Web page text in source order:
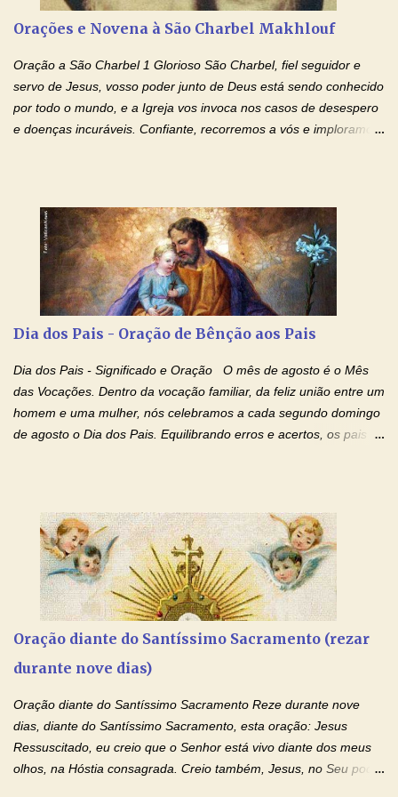
agradável. Espera somente meu chamado. Eu te prometo um
esforço maior em meus estudos e uma vida mais digna de tua
santidade. Glória… Deus, que quiseste atrair tudo a teu unigênito
Filho, que foi crucificado, permite que, pelos méritos e exemplos
de te...
Orações e Novena à São Charbel Makhlouf
Oração a São Charbel 1 Glorioso São Charbel, fiel seguidor e
servo de Jesus, vosso poder junto de Deus está sendo conhecido
por todo o mundo, e a Igreja vos invoca nos casos de desespero
e doenças incuráveis. Confiante, recorremos a vós e imploramos
Queremos sempre lembrar-nos deste favor, da vossa intercessão
e invocar-vos como nosso patrono, para maior glória de Deus e o
bem de nossas almas. São Charbel! Rogai por Nós e por todos
aqueles que invocam o vosso nome e auxílio. Amén. Oração 2 Ó
Deus, admirável em Vossos Santos, Vós que inspirastes a São
Charbel seguir o caminho da perfeição, lhe concedestes a graça
e a força para fazer triunfar, na sua vida, o heroísmo das virtudes
monásticas: a obediência, a castidade e a voluntária pobreza, e
manifestastes o poder de sua intercessão por numerosos
milagres e gra...
Dia dos Pais - Oração de Bênção aos Pais
Dia dos Pais - Significado e Oração O mês de agosto é o Mês
das Vocações. Dentro da vocação familiar, da feliz união entre um
homem e uma mulher, nós celebramos a cada segundo domingo
de agosto o Dia dos Pais. Equilibrando erros e acertos, os pais
conforto, boa alimentação, educação de qualidade. E, em geral,
procuram orientá-los para que enfrentem o mundo, com suas
alegrias, com seus dissabores. Acompanham-nos em suas
vitórias, em seus fracassos, em suas lutas. É claro que há
exceções, mas essas exceções só confirmam uma regra porque
pais que não se preocupam com seus filhos não estão no seu
estado natural, normal. O mundo de hoje apresenta anomalias
absurdas. Temos notícia de pais que torturam seus filhos, que os
filhos. Mas isso não é o c...
Oração diante do Santíssimo Sacramento (rezar
durante nove dias)
Oração diante do Santíssimo Sacramento Reze durante nove
dias, diante do Santíssimo Sacramento, esta oração: Jesus
Ressuscitado, eu creio que o Senhor está vivo diante dos meus
olhos, na Hóstia consagrada. Creio também, Jesus, no Seu poder